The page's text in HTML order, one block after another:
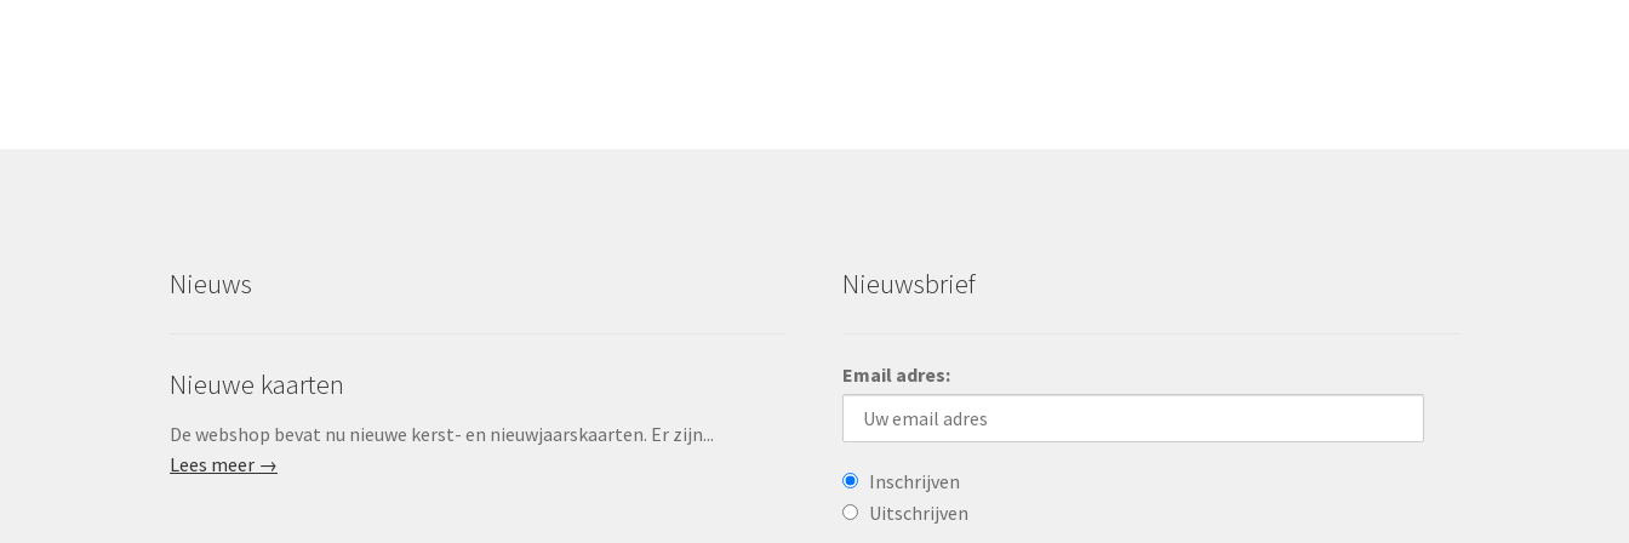
Nieuws
Nieuwe kaarten
De webshop bevat nu nieuwe kerst- en nieuwjaarskaarten. Er zijn...
Lees meer →
Nieuwsbrief
Email adres:
Inschrijven
Uitschrijven